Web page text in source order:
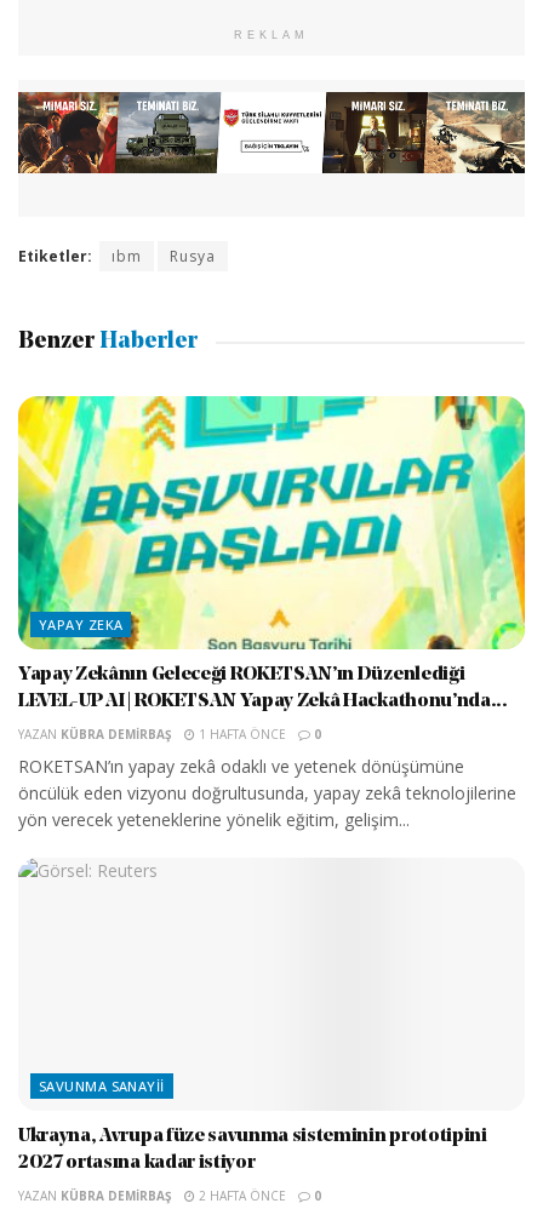
REKLAM
Etiketler: ıbm Rusya
Benzer Haberler
YAPAY ZEKA
Yapay Zekânın Geleceği ROKETSAN’ın Düzenlediği
LEVEL-UP AI | ROKETSAN Yapay Zekâ Hackathonu’nda...
YAZAN KÜBRA DEMIRBAŞ 1 HAFTA ÖNCE 0
ROKETSAN’ın yapay zekâ odaklı ve yetenek dönüşümüne
öncülük eden vizyonu doğrultusunda, yapay zekâ teknolojilerine
yön verecek yeteneklerine yönelik eğitim, gelişim...
SAVUNMA SANAYII
Ukrayna, Avrupa füze savunma sisteminin prototipini
2027 ortasına kadar istiyor
YAZAN KÜBRA DEMIRBAŞ 2 HAFTA ÖNCE 0